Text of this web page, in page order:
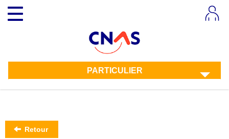
contenu
principal
Toggle
navigation
PARTICULIER
Retour